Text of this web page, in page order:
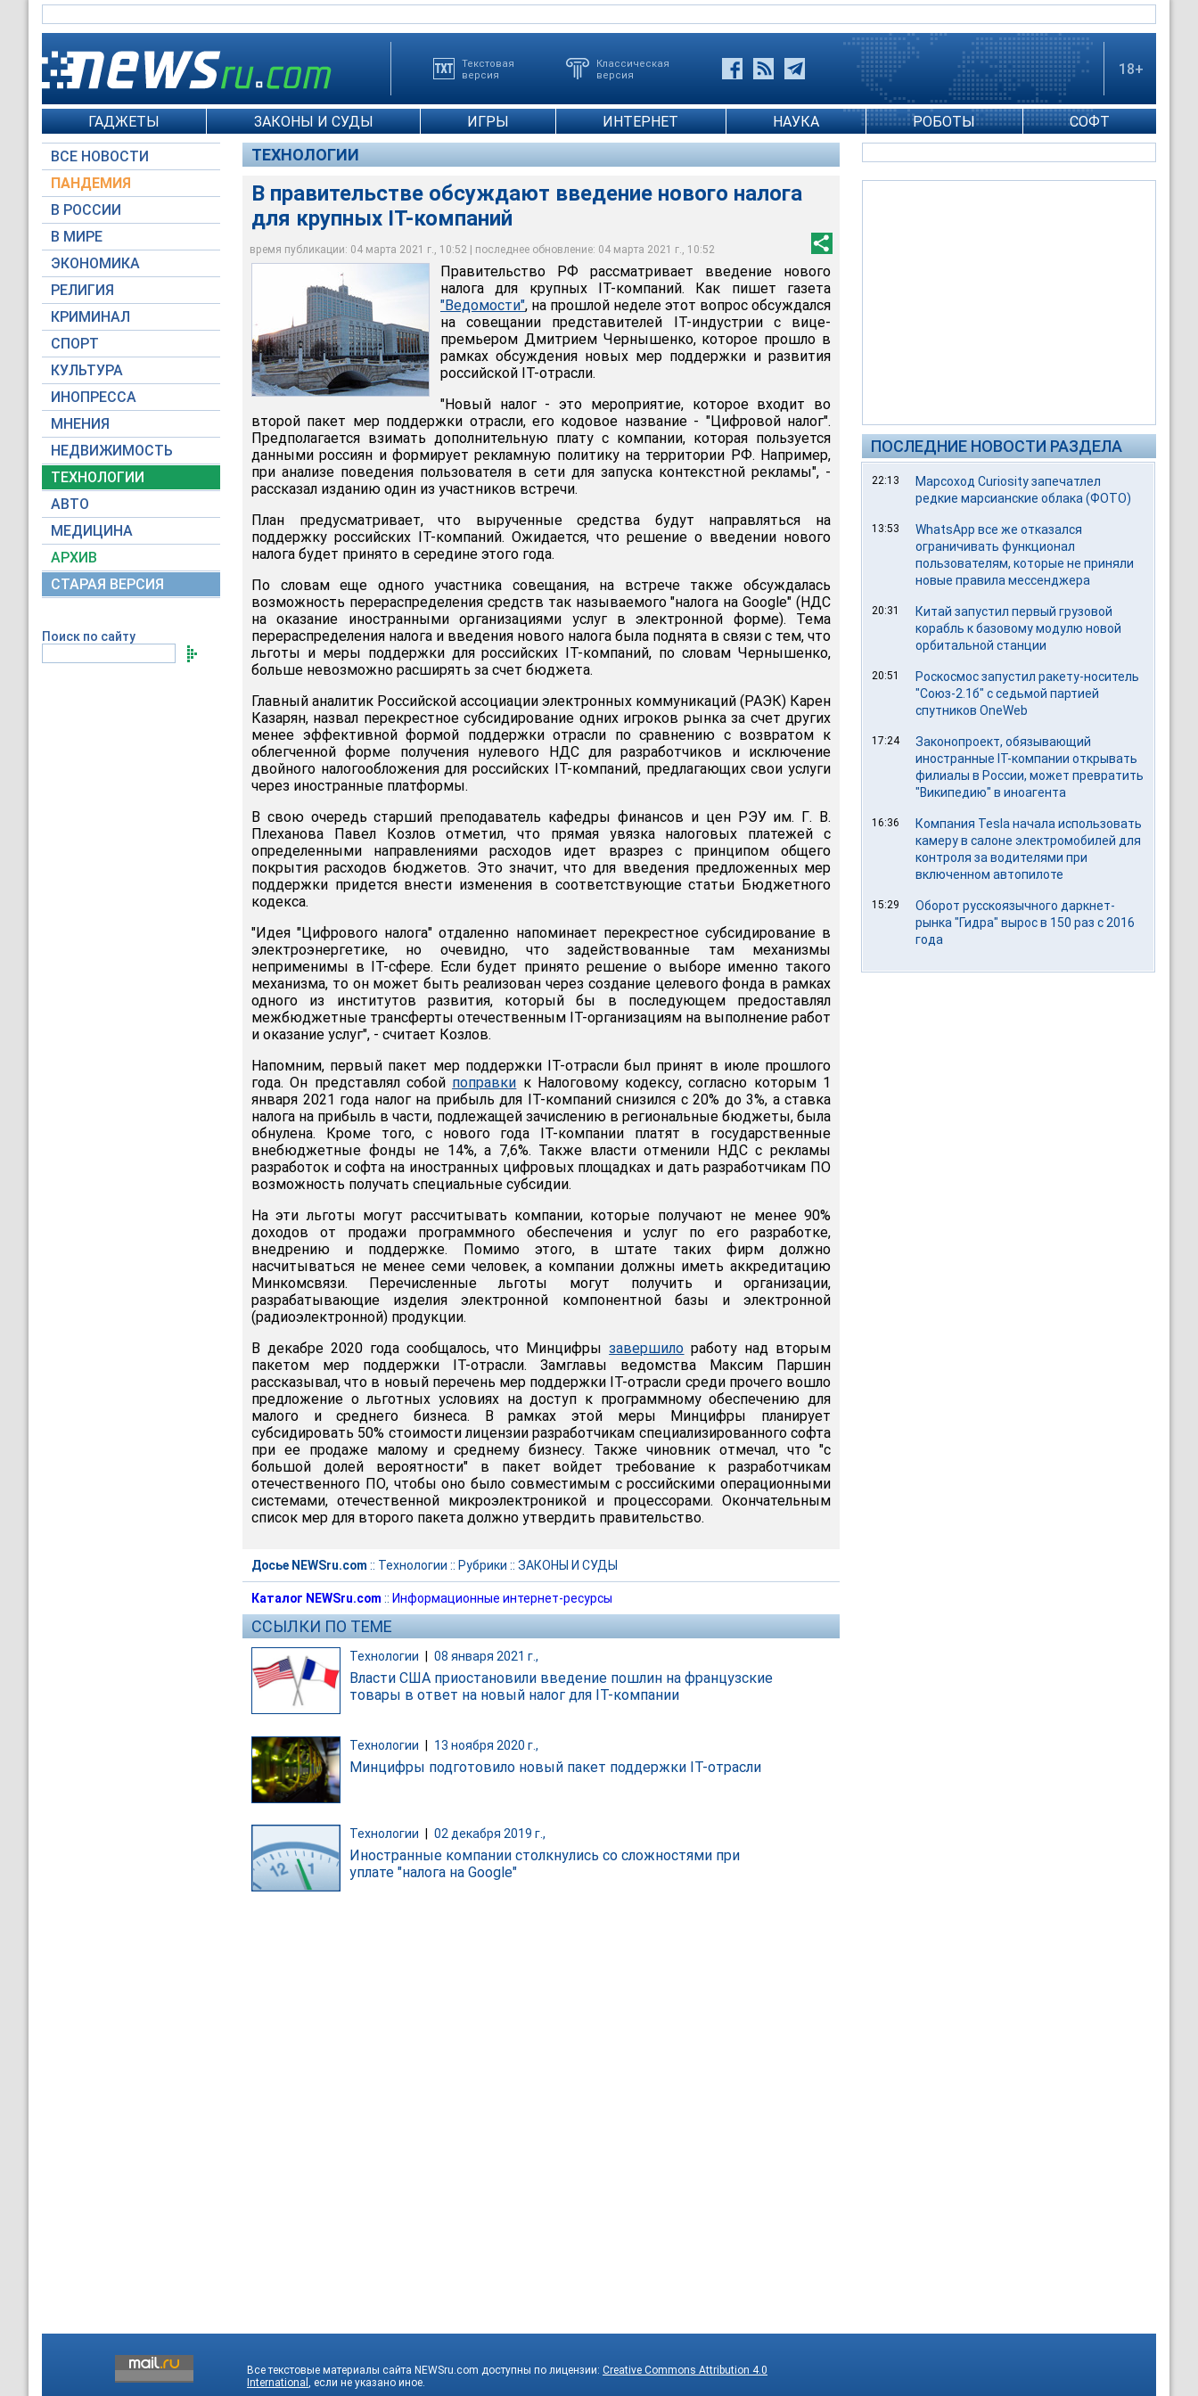
Текстовая
версия
Классическая
версия
18+
ГАДЖЕТЫ ЗАКОНЫ И СУДЫ ИГРЫ ИНТЕРНЕТ НАУКА РОБОТЫ СОФТ
ВСЕ НОВОСТИ
ПАНДЕМИЯ
В РОССИИ
В МИРЕ
ЭКОНОМИКА
РЕЛИГИЯ
КРИМИНАЛ
СПОРТ
КУЛЬТУРА
ИНОПРЕССА
МНЕНИЯ
НЕДВИЖИМОСТЬ
ТЕХНОЛОГИИ
АВТО
МЕДИЦИНА
АРХИВ
СТАРАЯ ВЕРСИЯ
Поиск по сайту
ТЕХНОЛОГИИ
В правительстве обсуждают введение нового налога
для крупных IT-компаний
время публикации: 04 марта 2021 г., 10:52 | последнее обновление: 04 марта 2021 г., 10:52
Правительство РФ рассматривает введение нового налога для крупных IT-компаний
Фотобанк Moscow-Live / Акишин Вячеслав
Правительство РФ рассматривает введение нового
налога для крупных IT-компаний. Как пишет газета
"Ведомости", на прошлой неделе этот вопрос обсуждался
на совещании представителей IT-индустрии с вице-
премьером Дмитрием Чернышенко, которое прошло в
рамках обсуждения новых мер поддержки и развития
российской IT-отрасли.
"Новый налог - это мероприятие, которое входит во
второй пакет мер поддержки отрасли, его кодовое название - "Цифровой налог".
Предполагается взимать дополнительную плату с компании, которая пользуется
данными россиян и формирует рекламную политику на территории РФ. Например,
при анализе поведения пользователя в сети для запуска контекстной рекламы", -
рассказал изданию один из участников встречи.
План предусматривает, что вырученные средства будут направляться на
поддержку российских IT-компаний. Ожидается, что решение о введении нового
налога будет принято в середине этого года.
По словам еще одного участника совещания, на встрече также обсуждалась
возможность перераспределения средств так называемого "налога на Google" (НДС
на оказание иностранными организациями услуг в электронной форме). Тема
перераспределения налога и введения нового налога была поднята в связи с тем, что
льготы и меры поддержки для российских IT-компаний, по словам Чернышенко,
больше невозможно расширять за счет бюджета.
Главный аналитик Российской ассоциации электронных коммуникаций (РАЭК) Карен
Казарян, назвал перекрестное субсидирование одних игроков рынка за счет других
менее эффективной формой поддержки отрасли по сравнению с возвратом к
облегченной форме получения нулевого НДС для разработчиков и исключение
двойного налогообложения для российских IT-компаний, предлагающих свои услуги
через иностранные платформы.
В свою очередь старший преподаватель кафедры финансов и цен РЭУ им. Г. В.
Плеханова Павел Козлов отметил, что прямая увязка налоговых платежей с
определенными направлениями расходов идет вразрез с принципом общего
покрытия расходов бюджетов. Это значит, что для введения предложенных мер
поддержки придется внести изменения в соответствующие статьи Бюджетного
кодекса.
"Идея "Цифрового налога" отдаленно напоминает перекрестное субсидирование в
электроэнергетике, но очевидно, что задействованные там механизмы
неприменимы в IT-сфере. Если будет принято решение о выборе именно такого
механизма, то он может быть реализован через создание целевого фонда в рамках
одного из институтов развития, который бы в последующем предоставлял
межбюджетные трансферты отечественным IT-организациям на выполнение работ
и оказание услуг", - считает Козлов.
Напомним, первый пакет мер поддержки IT-отрасли был принят в июле прошлого
года. Он представлял собой поправки к Налоговому кодексу, согласно которым 1
января 2021 года налог на прибыль для IT-компаний снизился с 20% до 3%, а ставка
налога на прибыль в части, подлежащей зачислению в региональные бюджеты, была
обнулена. Кроме того, с нового года IT-компании платят в государственные
внебюджетные фонды не 14%, а 7,6%. Также власти отменили НДС с рекламы
разработок и софта на иностранных цифровых площадках и дать разработчикам ПО
возможность получать специальные субсидии.
На эти льготы могут рассчитывать компании, которые получают не менее 90%
доходов от продажи программного обеспечения и услуг по его разработке,
внедрению и поддержке. Помимо этого, в штате таких фирм должно
насчитываться не менее семи человек, а компании должны иметь аккредитацию
Минкомсвязи. Перечисленные льготы могут получить и организации,
разрабатывающие изделия электронной компонентной базы и электронной
(радиоэлектронной) продукции.
В декабре 2020 года сообщалось, что Минцифрызавершило работу над вторым
пакетом мер поддержки IT-отрасли. Замглавы ведомства Максим Паршин
рассказывал, что в новый перечень мер поддержки IT-отрасли среди прочего вошло
предложение о льготных условиях на доступ к программному обеспечению для
малого и среднего бизнеса. В рамках этой меры Минцифры планирует
субсидировать 50% стоимости лицензии разработчикам специализированного софта
при ее продаже малому и среднему бизнесу. Также чиновник отмечал, что "с
большой долей вероятности" в пакет войдет требование к разработчикам
отечественного ПО, чтобы оно было совместимым с российскими операционными
системами, отечественной микроэлектроникой и процессорами. Окончательным
список мер для второго пакета должно утвердить правительство.
Досье NEWSru.com :: Технологии :: Рубрики :: ЗАКОНЫ И СУДЫ
Каталог NEWSru.com :: Информационные интернет-ресурсы
ССЫЛКИ ПО ТЕМЕ
Технологии 08 января 2021 г.,
Власти США приостановили введение пошлин на французские
товары в ответ на новый налог для IT-компании
Технологии 13 ноября 2020 г.,
Минцифры подготовило новый пакет поддержки IT-отрасли
Технологии 02 декабря 2019 г.,
Иностранные компании столкнулись со сложностями при
уплате "налога на Google"
ПОСЛЕДНИЕ НОВОСТИ РАЗДЕЛА
22:13
Марсоход Curiosity запечатлел
редкие марсианские облака (ФОТО)
13:53
WhatsApp все же отказался
ограничивать функционал
пользователям, которые не приняли
новые правила мессенджера
20:31
Китай запустил первый грузовой
корабль к базовому модулю новой
орбитальной станции
20:51
Роскосмос запустил ракету-носитель
"Союз-2.1б" с седьмой партией
спутников OneWeb
17:24
Законопроект, обязывающий
иностранные IT-компании открывать
филиалы в России, может превратить
"Википедию" в иноагента
16:36
Компания Tesla начала использовать
камеру в салоне электромобилей для
контроля за водителями при
включенном автопилоте
15:29
Оборот русскоязычного даркнет-
рынка "Гидра" вырос в 150 раз с 2016
года
Все текстовые материалы сайта NEWSru.com доступны по лицензии: Creative Commons Attribution 4.0
International
, если не указано иное.